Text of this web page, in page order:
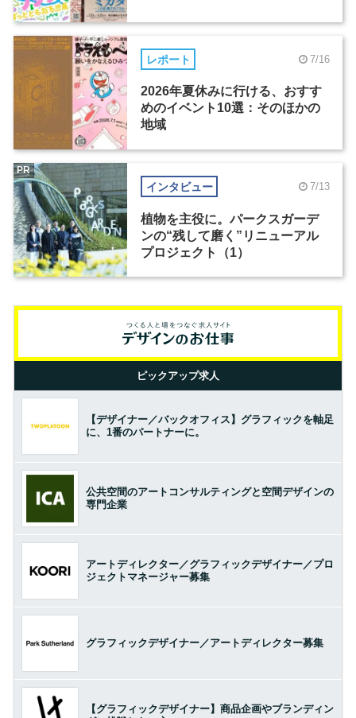
レポート 7/16
2026年夏休みに行ける、おすす
めのイベント10選：そのほかの
地域
インタビュー 7/13
植物を主役に。パークスガーデ
ンの“残して磨く”リニューアル
プロジェクト（1）
PR
ピックアップ求人
【デザイナー／バックオフィス】グラフィックを軸足
に、1番のパートナーに。
公共空間のアートコンサルティングと空間デザインの
専門企業
アートディレクター／グラフィックデザイナー／プロ
ジェクトマネージャー募集
グラフィックデザイナー／アートディレクター募集
【グラフィックデザイナー】商品企画やブランディン